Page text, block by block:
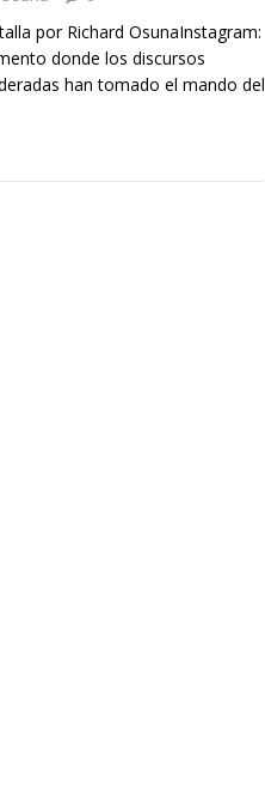
por Richard OsunaInstagram:
donde los discursos
han tomado el mando del